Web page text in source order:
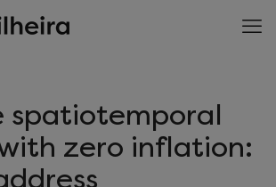
spatiotemporal
zero inflation: